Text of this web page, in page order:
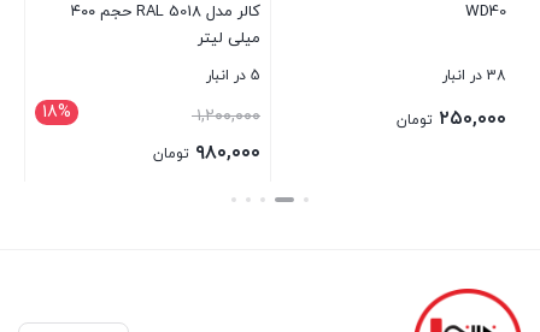
WD40
38 در انبار
۲۵۰,۰۰۰ تومان
کالر مدل RAL 5018 حجم ۴۰۰
میلی لیتر
5 در انبار
18% ۱,۲۰۰,۰۰۰قیمت
اصلی: ۹۸۰,۰۰۰ تومان
بستن